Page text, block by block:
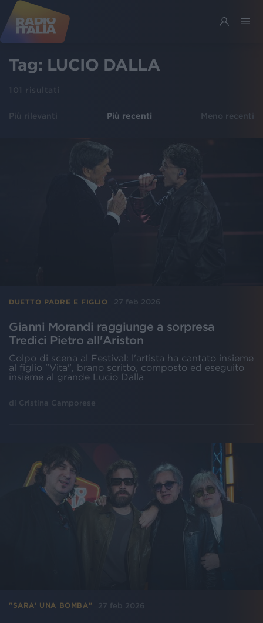
Tag: LUCIO DALLA
101 risultati
Più rilevanti Più recenti Meno recenti
DUETTO PADRE E FIGLIO 27 feb 2026
Gianni Morandi raggiunge a sorpresa
Tredici Pietro all'Ariston
Colpo di scena al Festival: l'artista ha cantato insieme
al figlio "Vita", brano scritto, composto ed eseguito
insieme al grande Lucio Dalla
di Cristina Camporese
"SARA' UNA BOMBA" 27 feb 2026